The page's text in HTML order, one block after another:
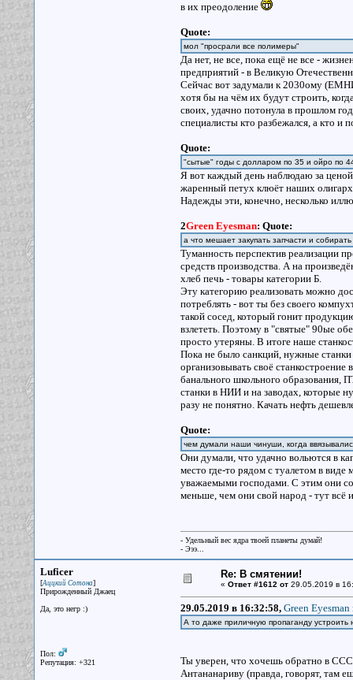
в их преодоление
Quote:
мол "просрали все полимеры"
Да нет, не все, пока ещё не все -
предприятий - в Великую
Сейчас вот задумали к 2030ому
хотя бы на чём их будут строить,
своих, удачно потонула в прошлом
специалисты кто разбежался, а кто и
Quote:
"сытые" годы с долларом по 35 и ойро по
Я вот каждый день наблюдаю за ценой
жаренный петух клюёт наших
Надежды эти, конечно, несколько
2Green Eyesman: Quote:
а что мешает закупать запчасти и
Туманность перспектив реализации
средств производства. А на
хлеб печь - товары категории Б.
Эту категорию реализовать можно
потреблять - вот ты без своего
такой сосед, который гонит
взлететь. Поэтому в "святые" 90ые
просто утеряны. В итоге наше
Пока не было санкций, нужные
организовывать своё станкостроение
банального школьного образования,
станки в НИИ и на заводах, которые
разу не понятно. Качать нефть
Quote:
чем думали наши чинуши, когда
Они думали, что удачно вольются в
место где-то рядом с туалетом в
уважаемыми господами. С этим они
меньше, чем они свой народ - тут всё и
- Удельный вес ядра твоей планеты думай!
- Эээ...
Luficer
[Аццкий Сотона]
Прирожденный Джаец
Да, это негр :)
Пол:
Репутация: +321
Re: В смятении!
« Ответ #1612 от29.05.2019 в
29.05.2019 в 16:32:58, Green Eyesman
А то даже приличную пропаганду устроить
Ты уверен, что хочешь обратно в
Антананариву (правда, говорят, там